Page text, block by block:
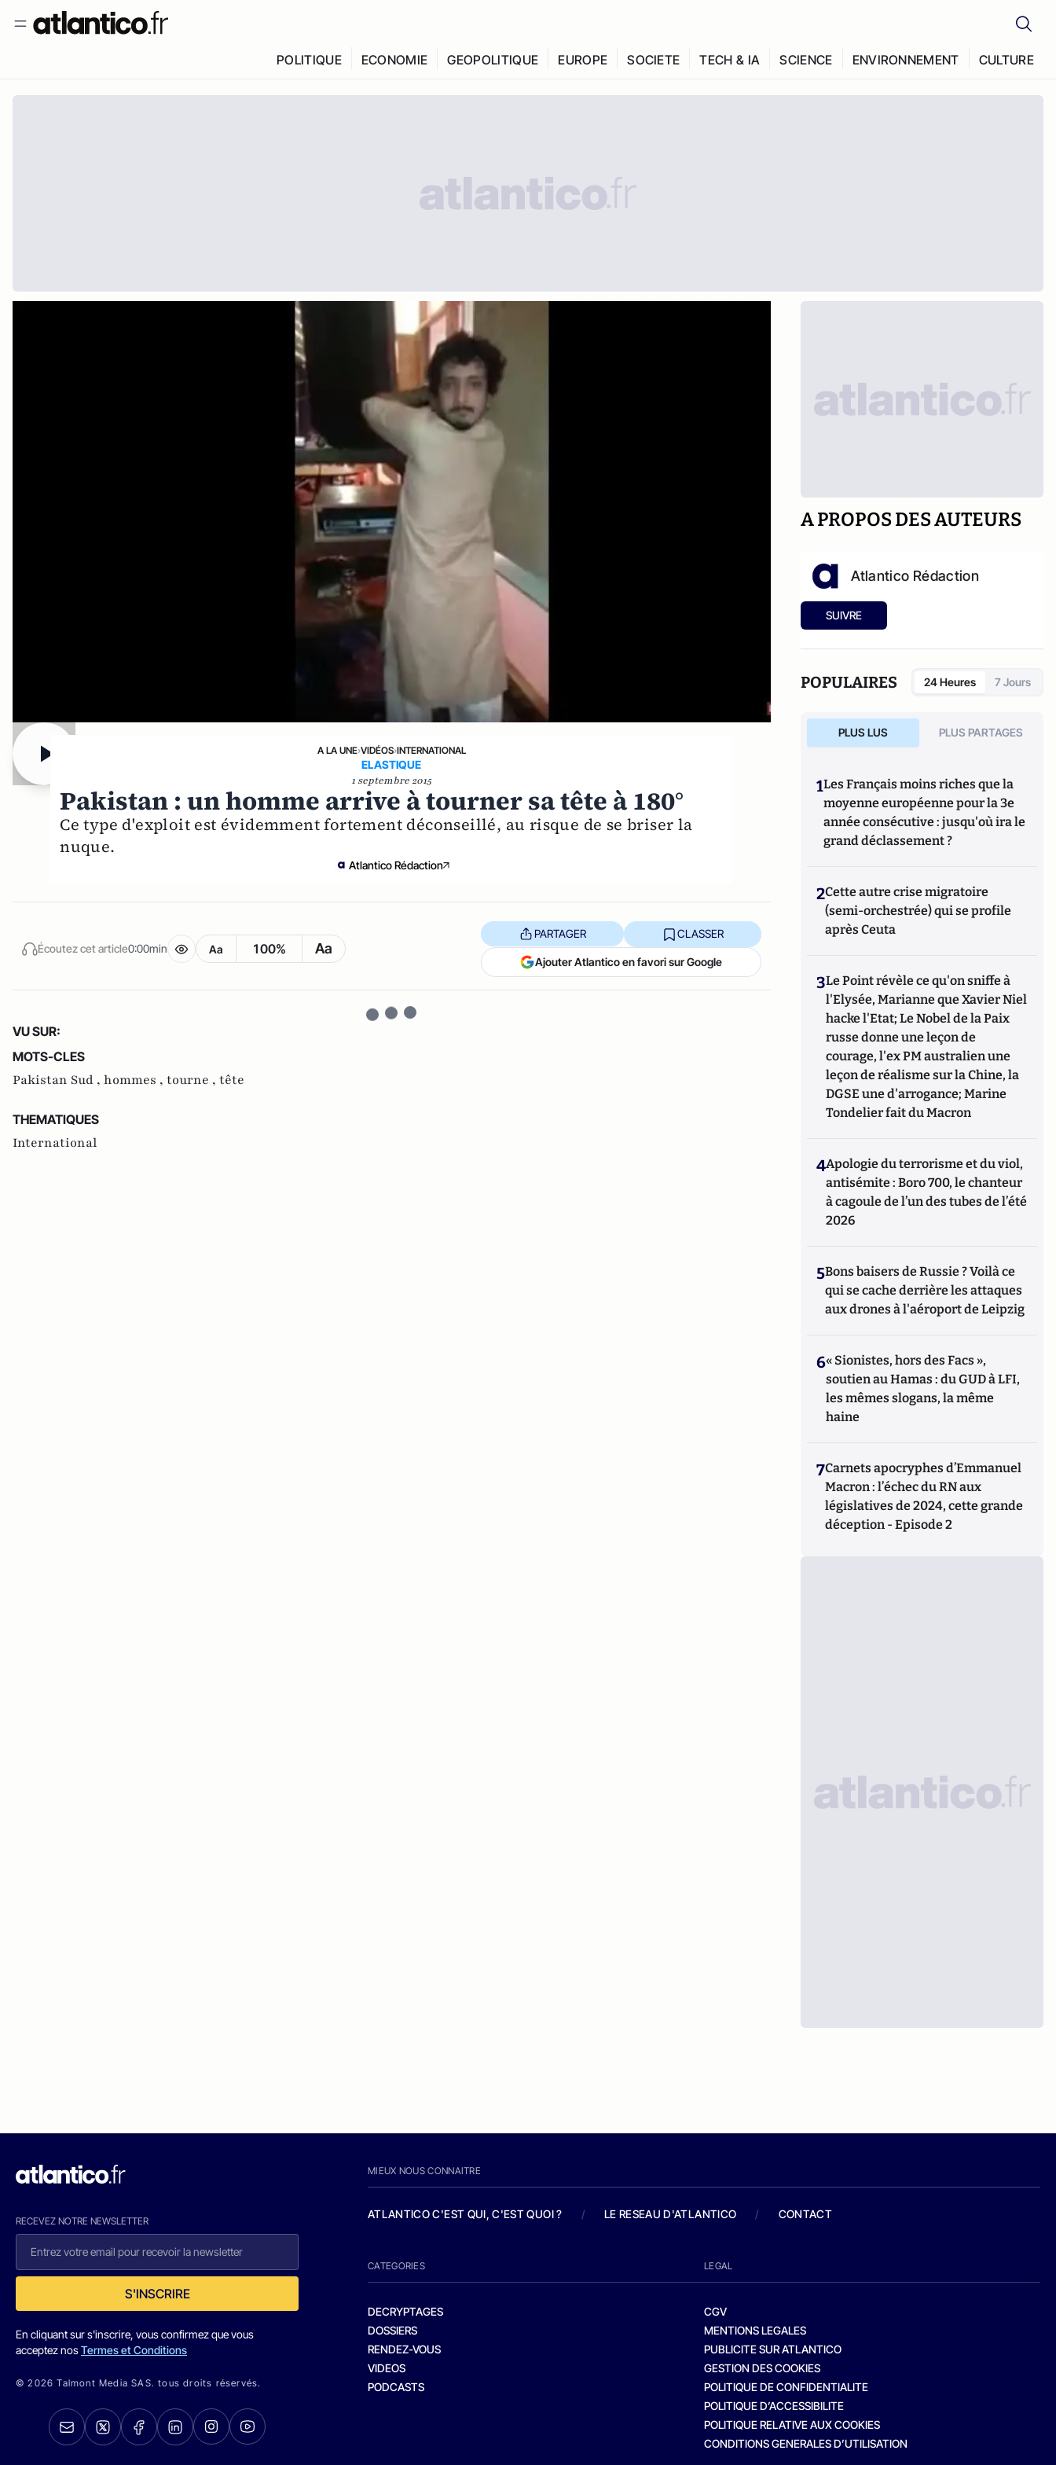
POLITIQUE ECONOMIE GEOPOLITIQUE EUROPE SOCIETE TECH & IA SCIENCE ENVIRONNEMENT CULTURE
A LA UNE›VIDÉOS›INTERNATIONAL
ELASTIQUE
1 septembre 2015
Pakistan : un homme arrive à tourner sa tête à 180°
Ce type d'exploit est évidemment fortement déconseillé, au risque de se briser la
nuque.
Atlantico Rédaction
Écoutez cet article0:00min Aa 100% Aa
PARTAGER CLASSER
Ajouter Atlantico en favori sur Google
VU SUR:
MOTS-CLES
Pakistan Sud , hommes , tourne , tête
THEMATIQUES
International
A PROPOS DES AUTEURS
Atlantico Rédaction
SUIVRE
POPULAIRES 24 Heures 7 Jours
PLUS LUS PLUS PARTAGES
1Les Français moins riches que la
moyenne européenne pour la 3e
année consécutive : jusqu'où ira le
grand déclassement ?
2Cette autre crise migratoire
(semi-orchestrée) qui se profile
après Ceuta
3Le Point révèle ce qu'on sniffe à
l'Elysée, Marianne que Xavier Niel
hacke l'Etat; Le Nobel de la Paix
russe donne une leçon de
courage, l'ex PM australien une
leçon de réalisme sur la Chine, la
DGSE une d'arrogance; Marine
Tondelier fait du Macron
4Apologie du terrorisme et du viol,
antisémite : Boro 700, le chanteur
à cagoule de l’un des tubes de l’été
2026
5Bons baisers de Russie ? Voilà ce
qui se cache derrière les attaques
aux drones à l'aéroport de Leipzig
6« Sionistes, hors des Facs »,
soutien au Hamas : du GUD à LFI,
les mêmes slogans, la même
haine
7Carnets apocryphes d’Emmanuel
Macron : l’échec du RN aux
législatives de 2024, cette grande
déception - Episode 2
RECEVEZ NOTRE NEWSLETTER
S'INSCRIRE
En cliquant sur s'inscrire, vous confirmez que vous
acceptez nosTermes et Conditions
© 2026 Talmont Media SAS. tous droits réservés.
MIEUX NOUS CONNAITRE
ATLANTICO C'EST QUI, C'EST QUOI ? / LE RESEAU D'ATLANTICO / CONTACT
CATEGORIES
DECRYPTAGES
DOSSIERS
RENDEZ-VOUS
VIDEOS
PODCASTS
LEGAL
CGV
MENTIONS LEGALES
PUBLICITE SUR ATLANTICO
GESTION DES COOKIES
POLITIQUE DE CONFIDENTIALITE
POLITIQUE D’ACCESSIBILITE
POLITIQUE RELATIVE AUX COOKIES
CONDITIONS GENERALES D’UTILISATION